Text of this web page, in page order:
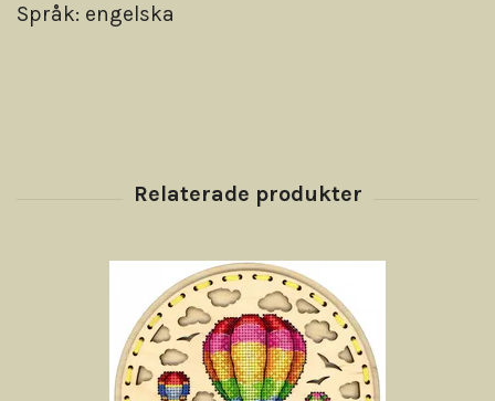
Språk: engelska